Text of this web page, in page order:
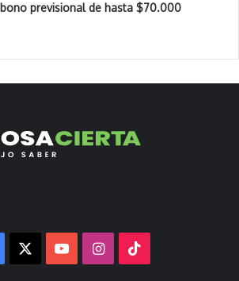
bono previsional de hasta $70.000
Facebook YouTubeInstagram